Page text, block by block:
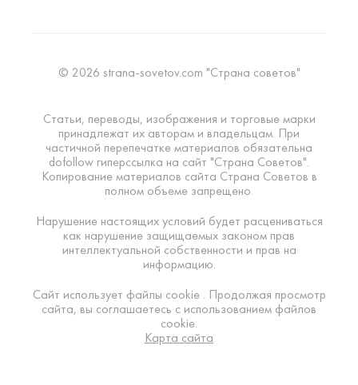
© 2026 strana-sovetov.com "Страна советов"
Статьи, переводы, изображения и торговые марки
принадлежат их авторам и владельцам. При
частичной перепечатке материалов обязательна
dofollow гиперссылка на сайт "Страна Советов".
Копирование материалов сайта Страна Советов в
полном объеме запрещено.
Нарушение настоящих условий будет расцениваться
как нарушение защищаемых законом прав
интеллектуальной собственности и прав на
информацию.
Сайт использует файлы cookie . Продолжая просмотр
сайта, вы соглашаетесь с использованием файлов
cookie.
Карта сайта